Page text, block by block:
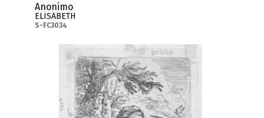
Anonimo
ELISABETH
S-FC3034